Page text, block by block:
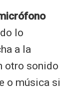
lo
a la
otro sonido
o música si